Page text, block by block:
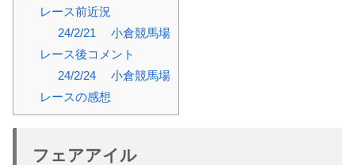
レース前近況
24/2/21 小倉競馬場
レース後コメント
24/2/24 小倉競馬場
レースの感想
フェアアイル